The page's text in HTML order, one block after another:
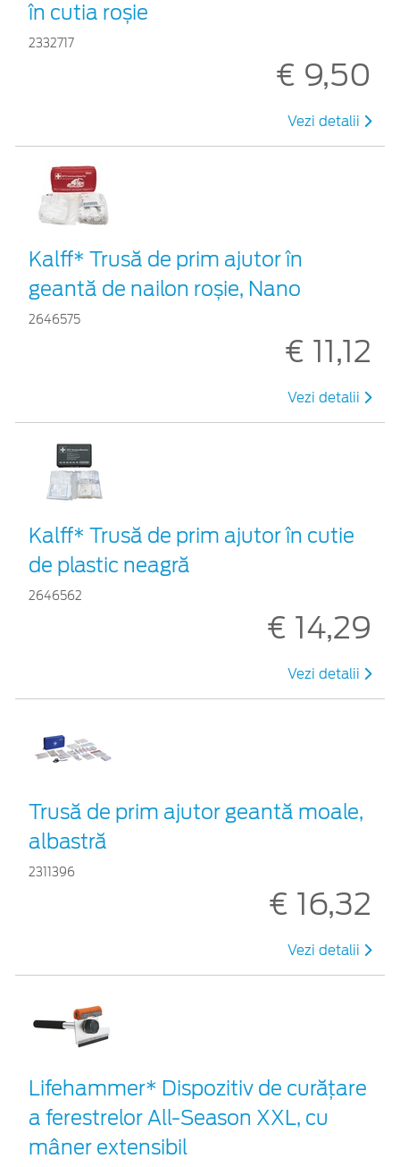
în cutia roșie
2332717
€ 9,50
Vezi detalii
Kalff* Trusă de prim ajutor în
geantă de nailon roșie, Nano
2646575
€ 11,12
Vezi detalii
Kalff* Trusă de prim ajutor în cutie
de plastic neagră
2646562
€ 14,29
Vezi detalii
Trusă de prim ajutor geantă moale,
albastră
2311396
€ 16,32
Vezi detalii
Lifehammer* Dispozitiv de curățare
a ferestrelor All-Season XXL, cu
mâner extensibil